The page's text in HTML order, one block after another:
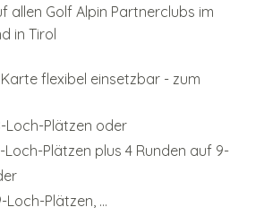
allen Golf Alpin Partnerclubs im
in Tirol
flexibel einsetzbar - zum
Loch-Plätzen oder
Loch-Plätzen plus 4 Runden auf 9-
Plätzen, ...